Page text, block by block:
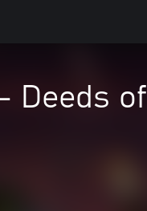
Deeds